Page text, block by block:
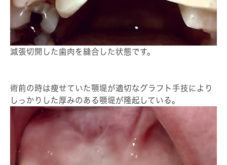
減張切開した歯肉を縫合した状態です。
術前の時は瘦せていた顎堤が適切なグラフト手技により
しっかりした厚みのある顎堤が隆起している。